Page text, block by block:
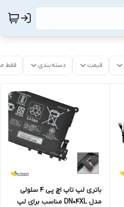
قیمت دسته‌بندی فقط
باتری لپ تاپ اچ پی 4 سلولی
مدل DN04XL مناسب برای لپ